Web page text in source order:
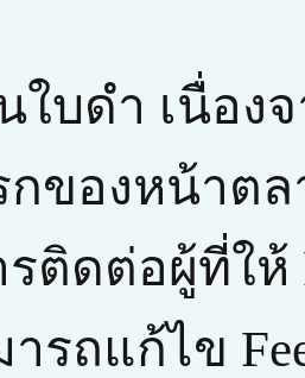
บดำ เนื่องจ
ของหน้าตล
ติดต่อผู้ที่ให้
รถแก้ไข